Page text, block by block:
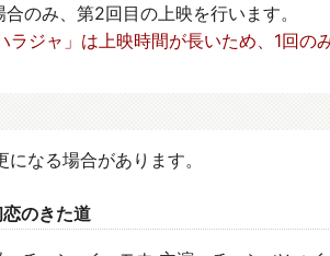
のみ、第2回目の上映を行います。
ジャ」は上映時間が長いため、1回の
なる場合があります。
のきた道